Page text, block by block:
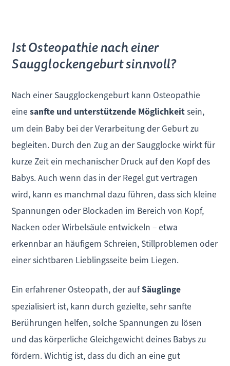
Ist Osteopathie nach einer
Saugglockengeburt sinnvoll?
Nach einer Saugglockengeburt kann Osteopathie
einesanfte und unterstützende Möglichkeitsein,
um dein Baby bei der Verarbeitung der Geburt zu
begleiten. Durch den Zug an der Saugglocke wirkt für
kurze Zeit ein mechanischer Druck auf den Kopf des
Babys. Auch wenn das in der Regel gut vertragen
wird, kann es manchmal dazu führen, dass sich kleine
Spannungen oder Blockaden im Bereich von Kopf,
Nacken oder Wirbelsäule entwickeln – etwa
erkennbar an häufigem Schreien, Stillproblemen oder
einer sichtbaren Lieblingsseite beim Liegen.
Ein erfahrener Osteopath, der aufSäuglinge
spezialisiert ist, kann durch gezielte, sehr sanfte
Berührungen helfen, solche Spannungen zu lösen
und das körperliche Gleichgewicht deines Babys zu
fördern. Wichtig ist, dass du dich an eine gut